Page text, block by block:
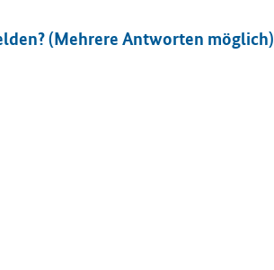
(Mehrere Antworten möglich)